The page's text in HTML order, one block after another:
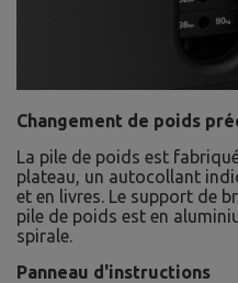
Changement de poids
La pile de poids est
plateau, un autocollant
et en livres. Le support de
pile de poids est en
spirale.
Panneau d'instructions